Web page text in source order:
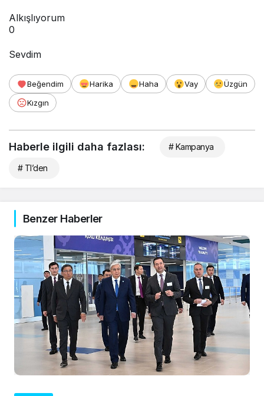
Alkışlıyorum
0
Sevdim
Beğendim Harika Haha Vay
Üzgün
Kızgın
Haberle ilgili daha fazlası: # Kampanya
# Tl’den
Benzer Haberler